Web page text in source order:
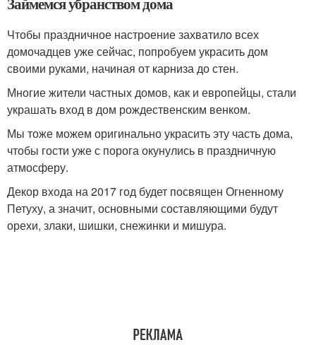
Чтобы праздничное настроение захватило всех
домочадцев уже сейчас, попробуем украсить дом
своими руками, начиная от карниза до стен.
Многие жители частных домов, как и европейцы, стали
украшать вход в дом рождественским венком.
Мы тоже можем оригинально украсить эту часть дома,
чтобы гости уже с порога окунулись в праздничную
атмосферу.
Декор входа на 2017 год будет посвящен Огненному
Петуху, а значит, основными составляющими будут
орехи, злаки, шишки, снежинки и мишура.